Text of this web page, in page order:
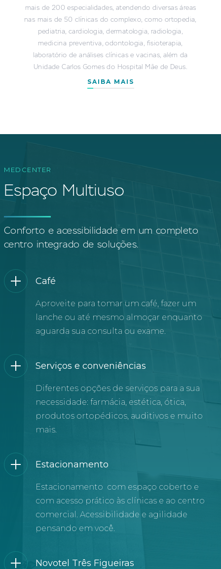
mais de 200 especialidades, atendendo diversas áreas
nas mais de 50 clínicas do complexo, como ortopedia,
pediatria, cardiologia, dermatologia, radiologia,
medicina preventiva, odontologia, fisioterapia,
laboratório de análises clínicas e vacinas, além da
Unidade Carlos Gomes do Hospital Mãe de Deus.
SAIBA MAIS
MEDCENTER
Espaço Multiuso
Conforto e acessibilidade em um completo
centro integrado de soluções.
Café
Aproveite para tomar um café, fazer um
lanche ou até mesmo almoçar enquanto
aguarda sua consulta ou exame.
Serviços e conveniências
Diferentes opções de serviços para a sua
necessidade: farmácia, estética, ótica,
produtos ortopédicos, auditivos e muito
mais.
Estacionamento
Estacionamento com espaço coberto e
com acesso prático às clínicas e ao centro
comercial. Acessibilidade e agilidade
pensando em você.
Novotel Três Figueiras